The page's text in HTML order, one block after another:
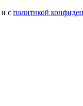
и с политикой